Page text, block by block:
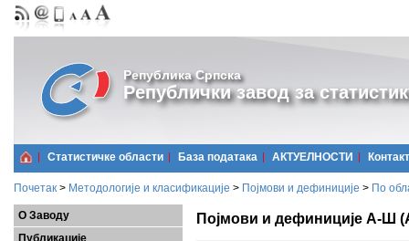
Република Српска
Републички завод за
Статистичке области Базa података АКТУЕЛНОСТИ Контакт
Почетак > Методологије и класификације > Појмови и дефиниције > По
О Заводу
Публикације
Појмови и дефиниције А-Ш